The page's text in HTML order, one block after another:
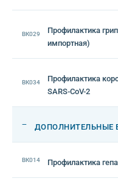
ВК029
Профилактика
импортная)
ВК034
Профилактика
SARS-CoV-2
— ДОПОЛНИТЕЛЬНЫЕ
ВК014 Профилактика